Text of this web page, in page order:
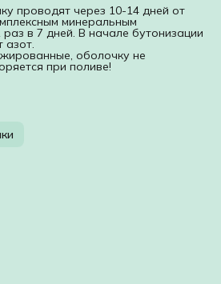
проводят через 10-14 дней от
минеральным
в 7 дней. В начале бутонизации
оболочку не
при поливе!